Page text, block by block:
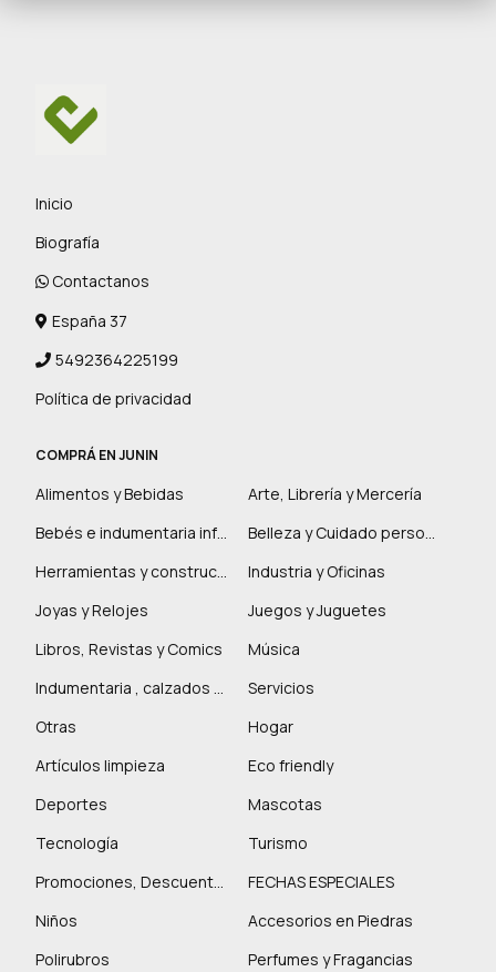
Inicio
Biografía
Contactanos
España 37
5492364225199
Política de privacidad
COMPRÁ EN JUNIN
Alimentos y Bebidas
Arte, Librería y Mercería
Bebés e indumentaria infantil
Belleza y Cuidado personal
Herramientas y construcción
Industria y Oficinas
Joyas y Relojes
Juegos y Juguetes
Libros, Revistas y Comics
Música
Indumentaria , calzados y marroquinería
Servicios
Otras
Hogar
Artículos limpieza
Eco friendly
Deportes
Mascotas
Tecnología
Turismo
Promociones, Descuentos y más
FECHAS ESPECIALES
Niños
Accesorios en Piedras
Polirubros
Perfumes y Fragancias